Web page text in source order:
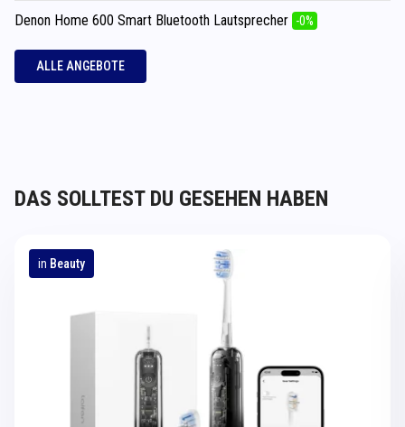
Denon Home 600 Smart Bluetooth Lautsprecher -0%
ALLE ANGEBOTE
DAS SOLLTEST DU GESEHEN HABEN
in Beauty